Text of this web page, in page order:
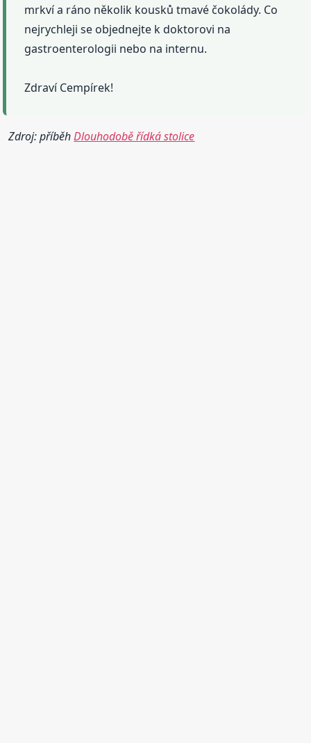
mrkví a ráno několik kousků tmavé čokolády. Co
nejrychleji se objednejte k doktorovi na
gastroenterologii nebo na internu.
Zdraví Cempírek!
Zdroj: příběhDlouhodobě řídká stolice